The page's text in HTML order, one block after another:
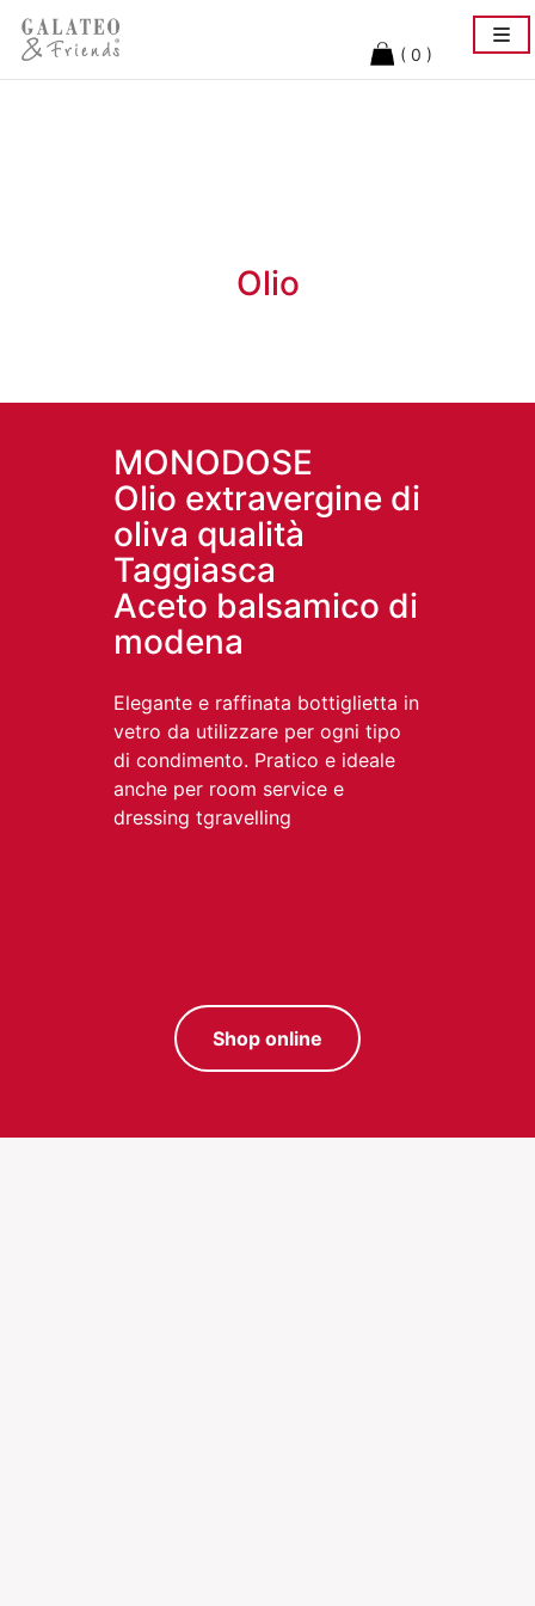
( 0 )
Olio
MONODOSE
Olio extravergine di
oliva qualità
Taggiasca
Aceto balsamico di
modena
Elegante e raffinata bottiglietta in
vetro da utilizzare per ogni tipo
di condimento. Pratico e ideale
anche per room service e
dressing tgravelling
Shop online